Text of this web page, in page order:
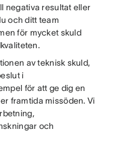
negativa resultat eller
och ditt team
för mycket skuld
av teknisk skuld,
i
för att ge dig en
framtida missöden. Vi
och